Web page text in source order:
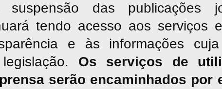
das publicações
tendo acesso aos serviços
e às informações
Os serviços de
serão encaminhados por